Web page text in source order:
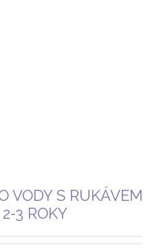
VODY S RUKÁVEM
3 ROKY